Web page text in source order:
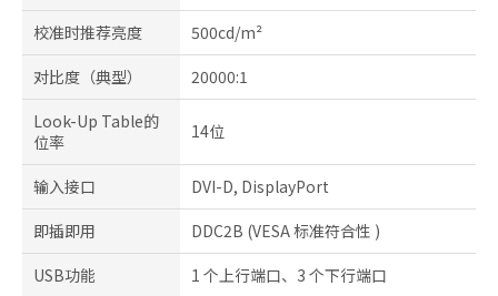
校准时推荐亮度
500cd/m²
对比度（典型）
20000:1
Look-Up Table的
位率
14位
输入接口
DVI-D, DisplayPort
即插即用
DDC2B (VESA 标准符合性 )
USB功能
1 个上行端口、3 个下行端口